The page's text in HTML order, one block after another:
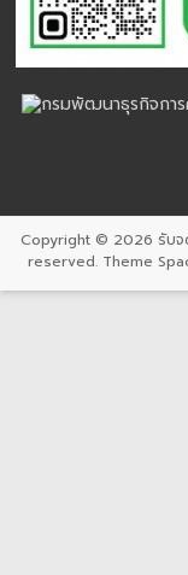
Copyright © 2026 รับ
reserved. Theme